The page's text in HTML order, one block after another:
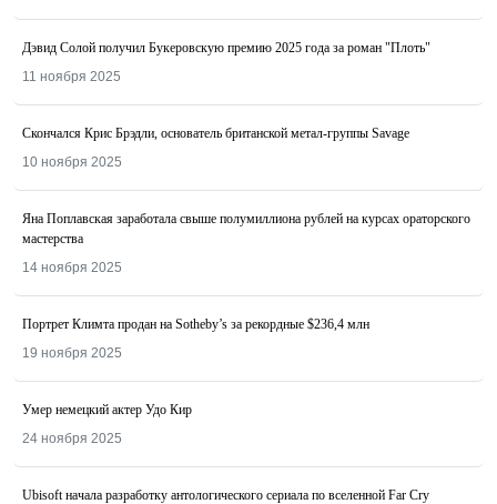
Дэвид Солой получил Букеровскую премию 2025 года за роман "Плоть"
11 ноября 2025
Скончался Крис Брэдли, основатель британской метал-группы Savage
10 ноября 2025
Яна Поплавская заработала свыше полумиллиона рублей на курсах ораторского
мастерства
14 ноября 2025
Портрет Климта продан на Sotheby’s за рекордные $236,4 млн
19 ноября 2025
Умер немецкий актер Удо Кир
24 ноября 2025
Ubisoft начала разработку антологического сериала по вселенной Far Cry